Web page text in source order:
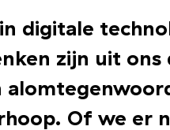
digitale
zijn uit ons
Of we er